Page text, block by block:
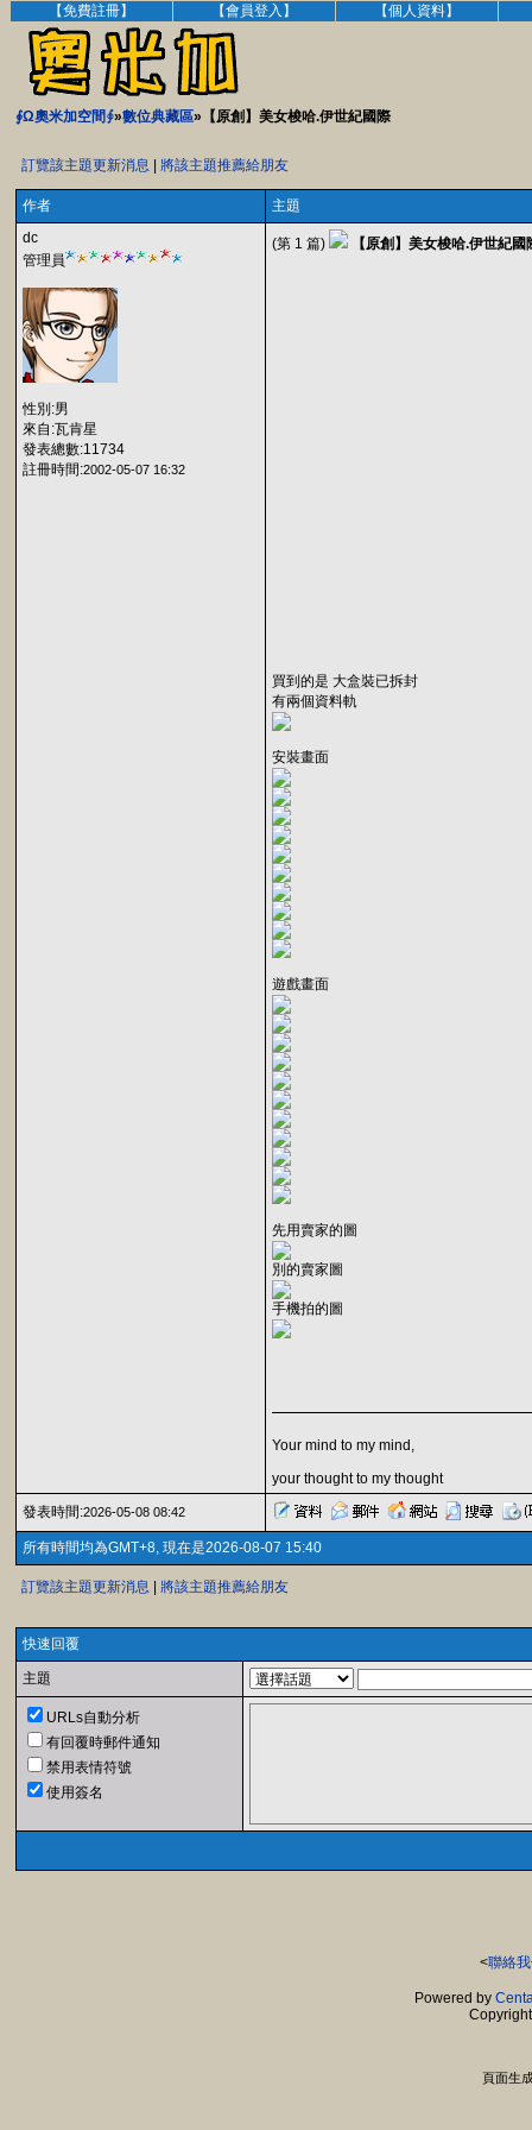
【免費註冊】 【會員登入】 【個人資料】
∮Ω奧米加空間∮»數位典藏區»【原創】美女梭哈.伊世紀國際
訂覽該主題更新消息 將該主題推薦給朋友
作者
主題
dc
管理員
性別:男
來自:瓦肯星
發表總數:11734
註冊時間:2002-05-07 16:32
(第 1 篇) 【原創】美女梭哈.伊世紀國
買到的是 大盒裝已拆封
有兩個資料軌
安裝畫面
遊戲畫面
先用賣家的圖
別的賣家圖
手機拍的圖
Your mind to my mind,
your thought to my thought
發表時間:2026-05-08 08:42
所有時間均為GMT+8, 現在是2026-08-07 15:40
訂覽該主題更新消息 將該主題推薦給朋友
快速回覆
主題
URLs自動分析
有回覆時郵件通知
禁用表情符號
使用簽名
<聯絡
Powered by
頁面生